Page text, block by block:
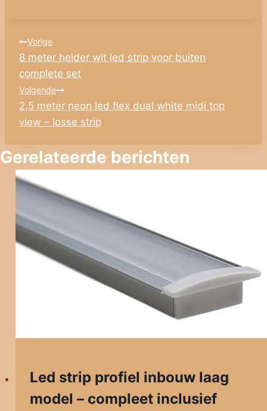
Bericht
navigatie
Vorige
8 meter helder wit led strip voor buiten
complete set
Volgende
2,5 meter neon led flex dual white midi top
view – losse strip
Gerelateerde berichten
Led strip profiel inbouw laag
model – compleet inclusief